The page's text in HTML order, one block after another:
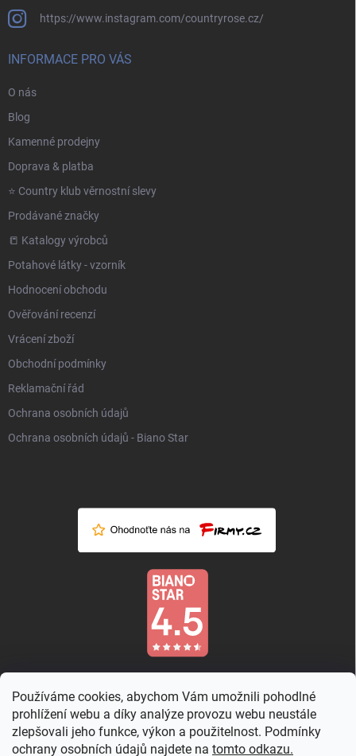
Používáme cookies, abychom Vám umožnili pohodlné
prohlížení webu a díky analýze provozu webu neustále
zlepšovali jeho funkce, výkon a použitelnost. Podmínky
ochrany osobních údajů najdete na tomto odkazu.
https://www.instagram.com/countryrose.cz/
INFORMACE PRO VÁS
O nás
Blog
Kamenné prodejny
Doprava & platba
⭐️ Country klub věrnostní slevy
Prodávané značky
📒 Katalogy výrobců
Potahové látky - vzorník
Hodnocení obchodu
Ověřování recenzí
Vrácení zboží
Obchodní podmínky
Reklamační řád
Ochrana osobních údajů
Ochrana osobních údajů - Biano Star